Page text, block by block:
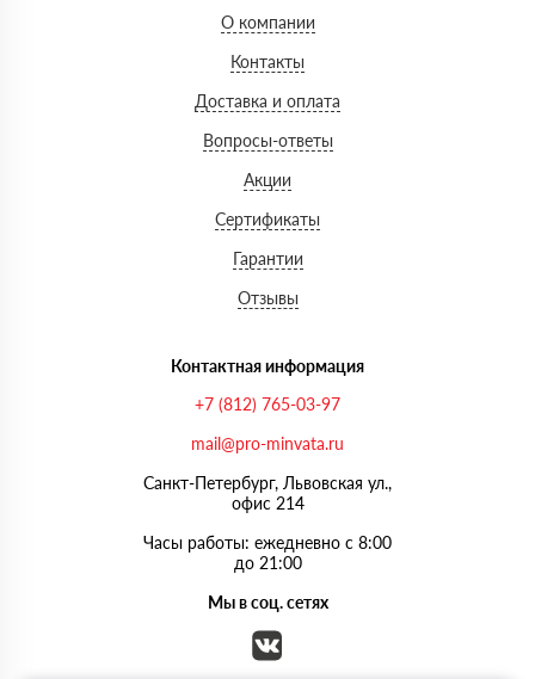
О компании
Контакты
Доставка и оплата
Вопросы-ответы
Акции
Сертификаты
Гарантии
Отзывы
Контактная информация
+7 (812) 765-03-97
mail@pro-minvata.ru
Санкт-Петербург, Львовская ул.,
офис 214
Часы работы: ежедневно с 8:00
до 21:00
Мы в соц. сетях